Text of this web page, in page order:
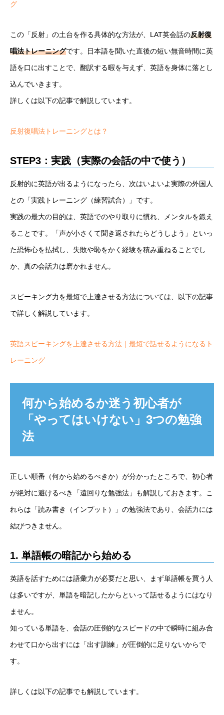
グ
この「反射」の土台を作る具体的な方法が、LAT英会話の反射復
唱法トレーニングです。日本語を聞いた直後の短い無音時間に英
語を口に出すことで、翻訳する暇を与えず、英語を身体に落とし
込んでいきます。
詳しくは以下の記事で解説しています。
反射復唱法トレーニングとは？
STEP3：実践（実際の会話の中で使う）
反射的に英語が出るようになったら、次はいよいよ実際の外国人
との「実践トレーニング（練習試合）」です。
実践の最大の目的は、英語でのやり取りに慣れ、メンタルを鍛え
ることです。「声が小さくて聞き返されたらどうしよう」といっ
た恐怖心を払拭し、失敗や恥をかく経験を積み重ねることでし
か、真の会話力は磨かれません。
スピーキング力を最短で上達させる方法については、以下の記事
で詳しく解説しています。
英語スピーキングを上達させる方法｜最短で話せるようになるト
レーニング
何から始めるか迷う初心者が
「やってはいけない」3つの勉強
法
正しい順番（何から始めるべきか）が分かったところで、初心者
が絶対に避けるべき「遠回りな勉強法」も解説しておきます。こ
れらは「読み書き（インプット）」の勉強法であり、会話力には
結びつきません。
1. 単語帳の暗記から始める
英語を話すためには語彙力が必要だと思い、まず単語帳を買う人
は多いですが、単語を暗記したからといって話せるようにはなり
ません。
知っている単語を、会話の圧倒的なスピードの中で瞬時に組み合
わせて口から出すには「出す訓練」が圧倒的に足りないからで
す。
詳しくは以下の記事でも解説しています。